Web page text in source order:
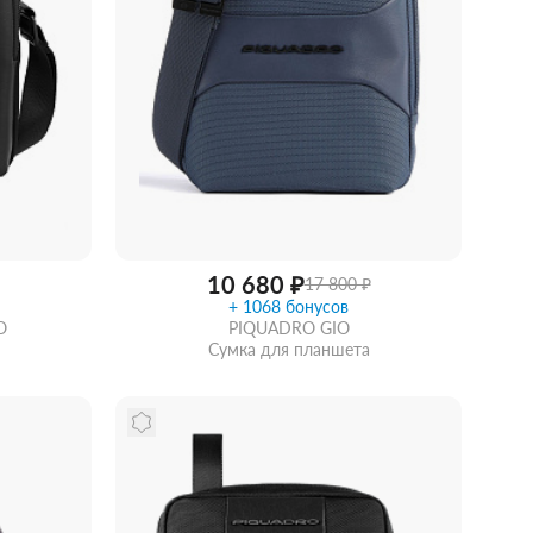
10 680 ₽17 800 ₽
+ 1068 бонусов
PIQUADRO GIO
Сумка для планшета
Забрать из магазина